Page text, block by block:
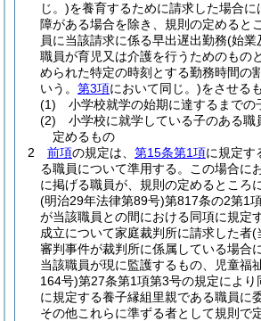
じ。)を養育するために請求した場合
障がある場合を除き、規則の定めると
員に当該請求に係る早出遅出勤務(始業
職員が育児又は介護を行うためのもの
められた特定の時刻とする勤務時間の
いう。 第3項において同じ。)をさせる
(1)
小学校就学の始期に達するまでの
(2)
小学校に就学している子のある職
定めるもの
2
前項の規定は、 第15条第1項に規定す
る職員について準用する。
この場合に
に掲げる職員が、規則の定めるところ
(明治29年法律第89号)第817条の2第1
が当該職員との間における同項に規定
成立について家庭裁判所に請求した者(
審判事件が裁判所に係属している場合
当該職員が現に監護するもの、児童福
164号)第27条第1項第3号の規定によ
に規定する養子縁組里親である職員に
その他これらに準ずる者として規則で